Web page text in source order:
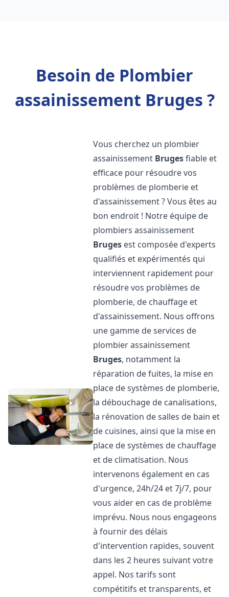
Besoin de Plombier
assainissement Bruges ?
Vous cherchez un plombier
assainissement Brugesfiable et
efficace pour résoudre vos
problèmes de plomberie et
d'assainissement ? Vous êtes au
bon endroit ! Notre équipe de
plombiers assainissement
Bruges est composée d'experts
qualifiés et expérimentés qui
interviennent rapidement pour
résoudre vos problèmes de
plomberie, de chauffage et
d'assainissement. Nous offrons
une gamme de services de
plombier assainissement
Bruges, notamment la
réparation de fuites, la mise en
place de systèmes de plomberie,
la débouchage de canalisations,
la rénovation de salles de bain et
de cuisines, ainsi que la mise en
place de systèmes de chauffage
et de climatisation. Nous
intervenons également en cas
d'urgence, 24h/24 et 7j/7, pour
vous aider en cas de problème
imprévu. Nous nous engageons
à fournir des délais
d'intervention rapides, souvent
dans les 2 heures suivant votre
appel. Nos tarifs sont
compétitifs et transparents, et